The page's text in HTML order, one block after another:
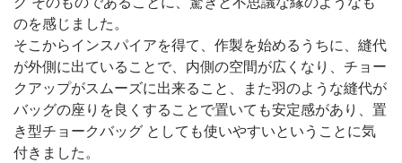
のを感じました。
そこからインスパイアを得て、作製を始めるうちに、縫代
が外側に出ていることで、内側の空間が広くなり、チョー
クアップがスムーズに出来ること、また羽のような縫代が
バッグの座りを良くすることで置いても安定感があり、置
き型チョークバッグ としても使いやすいということに気
付きました。